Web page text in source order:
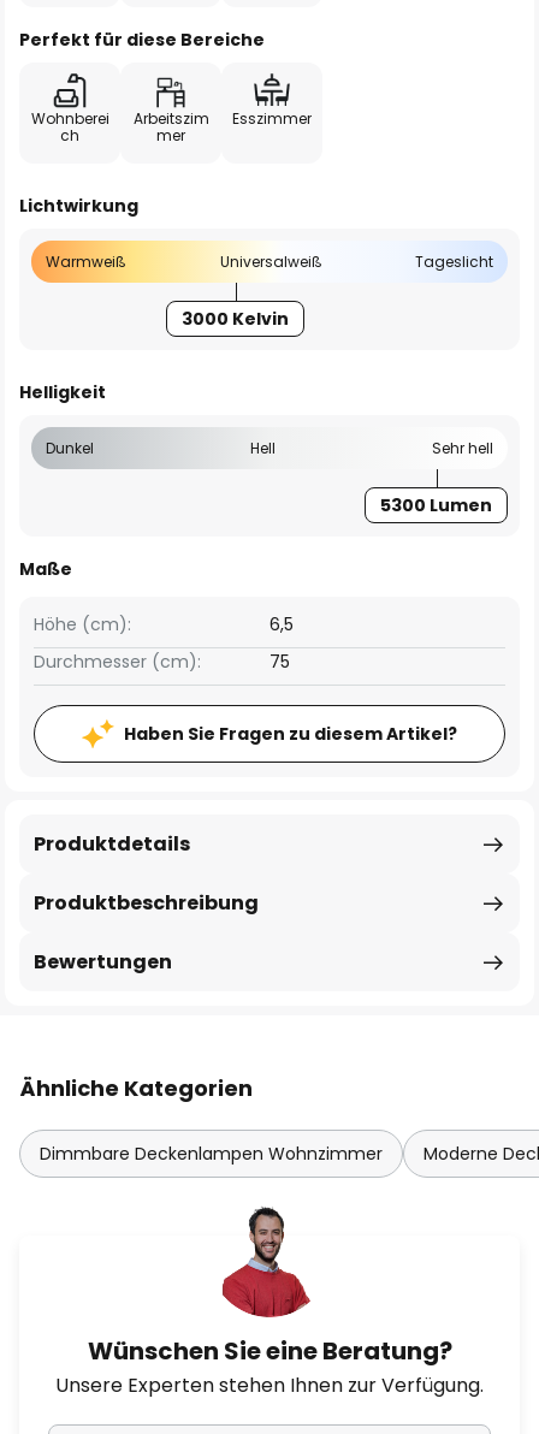
Perfekt für diese Bereiche
Wohnberei
ch
Arbeitszim
mer
Esszimmer
Lichtwirkung
Warmweiß Universalweiß Tageslicht
3000 Kelvin
Helligkeit
Dunkel Hell Sehr hell
5300 Lumen
Maße
Höhe (cm):
6,5
Durchmesser (cm):
75
Haben Sie Fragen zu diesem Artikel?
Produktbeschreibung
Produktdetails
Bewertungen
Ähnliche Kategorien
Dimmbare Deckenlampen Wohnzimmer Moderne
Wünschen Sie eine Beratung?
Unsere Experten stehen Ihnen zur Verfügung.